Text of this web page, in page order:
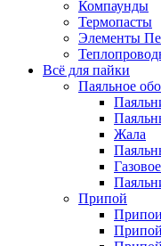
Компаунды
Термопасты
Элементы
Всё для пайки
Паяльное
Жала
Припой